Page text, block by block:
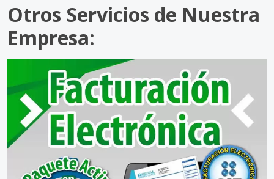
Otros Servicios de Nuestra
Empresa: